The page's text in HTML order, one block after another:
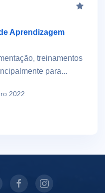
Aprendizagem
treinamentos
para...
2022